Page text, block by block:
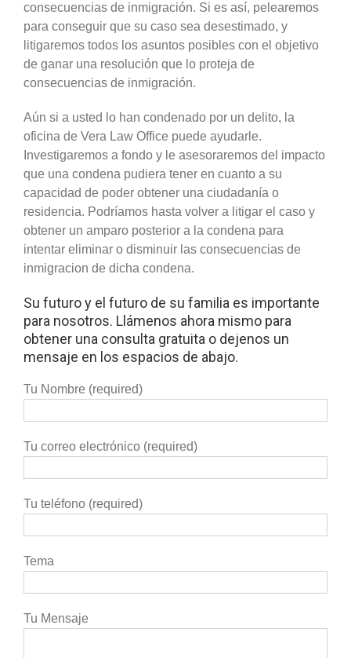
consecuencias de inmigración. Si es así, pelearemos
para conseguir que su caso sea desestimado, y
litigaremos todos los asuntos posibles con el objetivo
de ganar una resolución que lo proteja de
consecuencias de inmigración.
Aún si a usted lo han condenado por un delito, la
oficina de Vera Law Office puede ayudarle.
Investigaremos a fondo y le asesoraremos del impacto
que una condena pudiera tener en cuanto a su
capacidad de poder obtener una ciudadanía o
residencia. Podríamos hasta volver a litigar el caso y
obtener un amparo posterior a la condena para
intentar eliminar o disminuir las consecuencias de
inmigracion de dicha condena.
Su futuro y el futuro de su familia es importante
para nosotros. Llámenos ahora mismo para
obtener una consulta gratuita o dejenos un
mensaje en los espacios de abajo.
Tu Nombre (required)
Tu correo electrónico (required)
Tu teléfono (required)
Tema
Tu Mensaje